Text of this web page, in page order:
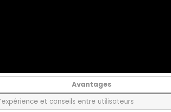
Avantages
et conseils entre utilisateurs